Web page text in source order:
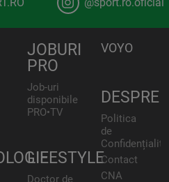
JOBURI
PRO
Job-uri
disponibile
PRO•TV
LIFESTYLE
Doctor de
VOYO
DESPRE
Politica
de
Contact
CNA